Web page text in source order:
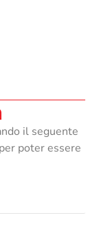
il seguente
poter essere